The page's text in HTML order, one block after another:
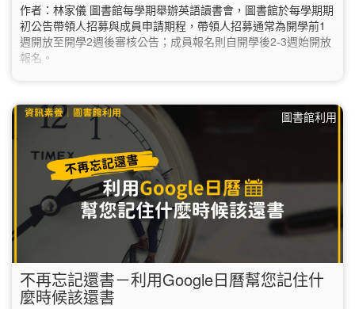
作者：林家儀 圖書館每學期舉辦英語讀書會，圖書館於每學期期
初公告帶領人招募與成員申請期程，帶領人招募通常為開學前1
週開放至開學2週後審核公告；成員報名則自開學後2-3週始開放
報名。
圖書館利用
不再忘記還書－利用Google日曆幫您記住什
麼時候該還書